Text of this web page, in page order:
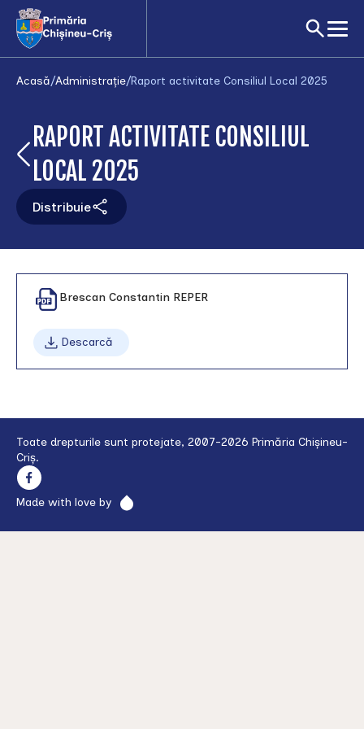
Acasă/Administrație/Raport activitate Consiliul Local 2025
RAPORT ACTIVITATE CONSILIUL
LOCAL 2025
Distribuie
activitate
Locali
Chisineu
Cris
Brescan Constantin REPER
Descarcă
Toate drepturile sunt protejate, 2007-2026 Primăria Chișineu-
Criș.
Made with love by